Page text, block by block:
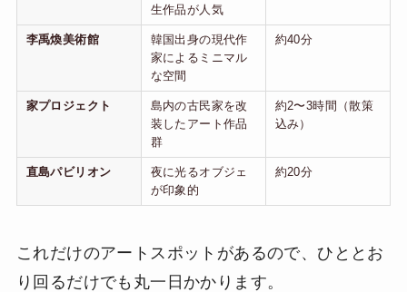
生作品が人気
李禹煥美術館
韓国出身の現代作
家によるミニマル
な空間
約40分
家プロジェクト
島内の古民家を改
装したアート作品
群
約2〜3時間（散策
込み）
直島パビリオン
夜に光るオブジェ
が印象的
約20分
これだけのアートスポットがあるので、ひととお
り回るだけでも丸一日かかります。